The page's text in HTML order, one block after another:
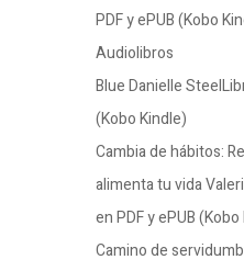
PDF y ePUB (Kobo
Audiolibros
Blue Danielle
(Kobo Kindle)
Cambia de hábitos:
alimenta tu vida
en PDF y ePUB
Camino de